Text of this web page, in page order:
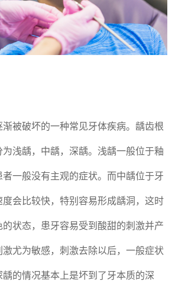
被破坏的一种常见牙体疾病。龋齿根
浅龋，中龋，深龋。浅龋一般位于釉
一般没有主观的症状。而中龋位于牙
会比较快，特别容易形成龋洞，这时
状态，患牙容易受到酸甜的刺激并产
尤为敏感，刺激去除以后，一般症状
的情况基本上是坏到了牙本质的深